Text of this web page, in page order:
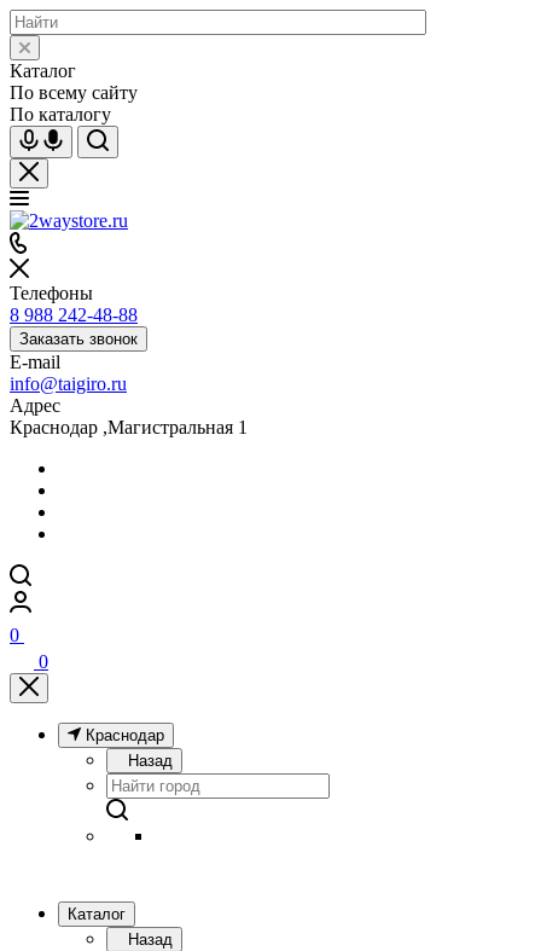
Каталог
По всему сайту
По каталогу
Телефоны
8 988 242-48-88
Заказать звонок
E-mail
info@taigiro.ru
Адрес
Краснодар ,Магистральная 1
0
0
Краснодар
Назад
Каталог
Назад